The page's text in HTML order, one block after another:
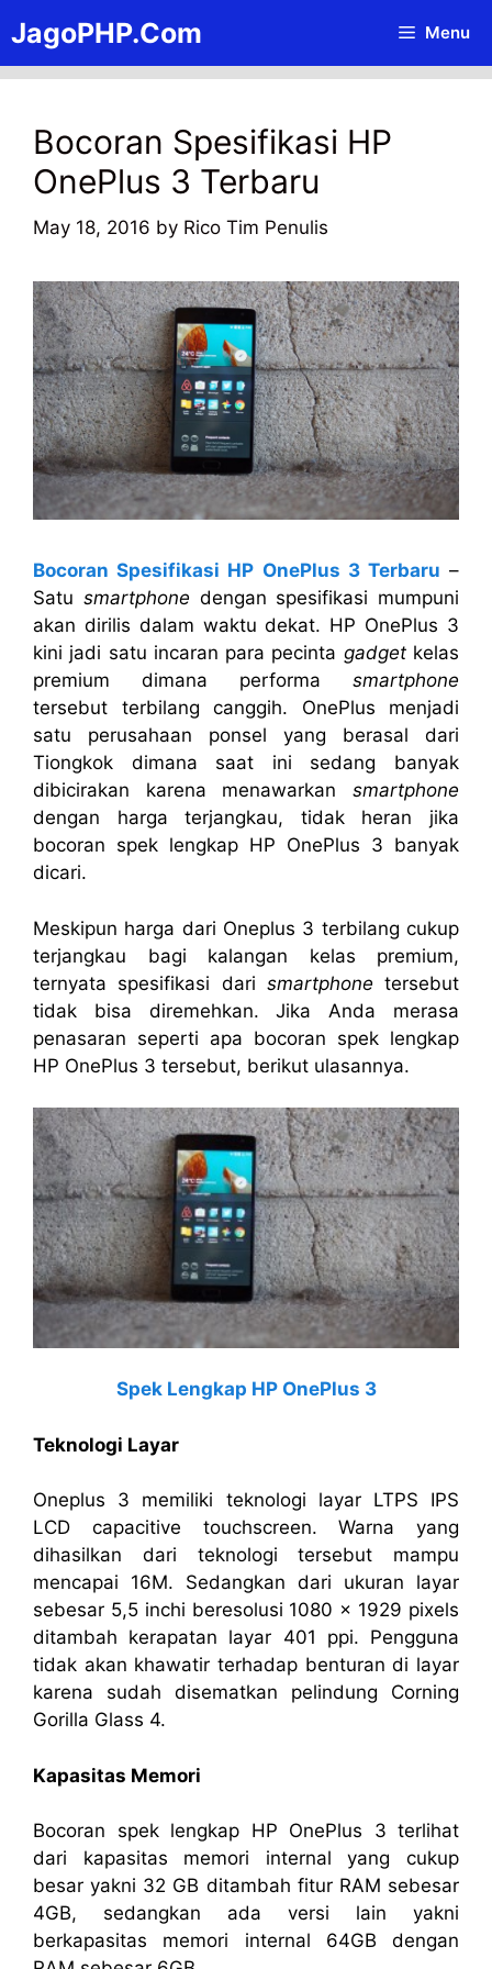
to
content
JagoPHP.Com Menu
Bocoran Spesifikasi HP
OnePlus 3 Terbaru
May 18, 2016 by Rico Tim Penulis
Bocoran Spesifikasi HP OnePlus 3 Terbaru –
Satu smartphone dengan spesifikasi mumpuni
akan dirilis dalam waktu dekat. HP OnePlus 3
kini jadi satu incaran para pecinta gadget kelas
premium dimana performa smartphone
tersebut terbilang canggih. OnePlus menjadi
satu perusahaan ponsel yang berasal dari
Tiongkok dimana saat ini sedang banyak
dibicirakan karena menawarkan smartphone
dengan harga terjangkau, tidak heran jika
bocoran spek lengkap HP OnePlus 3 banyak
dicari.
Meskipun harga dari Oneplus 3 terbilang cukup
terjangkau bagi kalangan kelas premium,
ternyata spesifikasi dari smartphone tersebut
tidak bisa diremehkan. Jika Anda merasa
penasaran seperti apa bocoran spek lengkap
HP OnePlus 3 tersebut, berikut ulasannya.
Spek Lengkap HP OnePlus 3
Teknologi Layar
Oneplus 3 memiliki teknologi layar LTPS IPS
LCD capacitive touchscreen. Warna yang
dihasilkan dari teknologi tersebut mampu
mencapai 16M. Sedangkan dari ukuran layar
sebesar 5,5 inchi beresolusi 1080 x 1929 pixels
ditambah kerapatan layar 401 ppi. Pengguna
tidak akan khawatir terhadap benturan di layar
karena sudah disematkan pelindung Corning
Gorilla Glass 4.
Kapasitas Memori
Bocoran spek lengkap HP OnePlus 3 terlihat
dari kapasitas memori internal yang cukup
besar yakni 32 GB ditambah fitur RAM sebesar
4GB, sedangkan ada versi lain yakni
berkapasitas memori internal 64GB dengan